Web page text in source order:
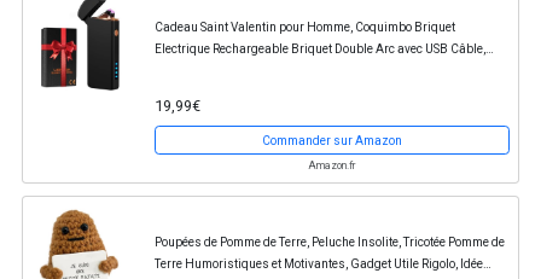
Cadeau Saint Valentin pour Homme, Coquimbo Briquet
Electrique Rechargeable Briquet Double Arc avec USB Câble,
19,99€
Commander sur Amazon
Amazon.fr
Poupées de Pomme de Terre, Peluche Insolite, Tricotée Pomme de
Terre Humoristiques et Motivantes, Gadget Utile Rigolo, Idée